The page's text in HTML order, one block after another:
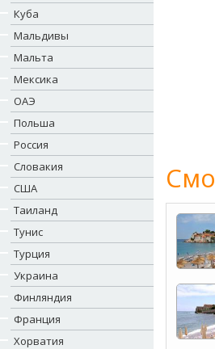
Куба
Мальдивы
Мальта
Мексика
ОАЭ
Польша
Россия
Словакия
США
Таиланд
Тунис
Турция
Украина
Финляндия
Франция
Хорватия